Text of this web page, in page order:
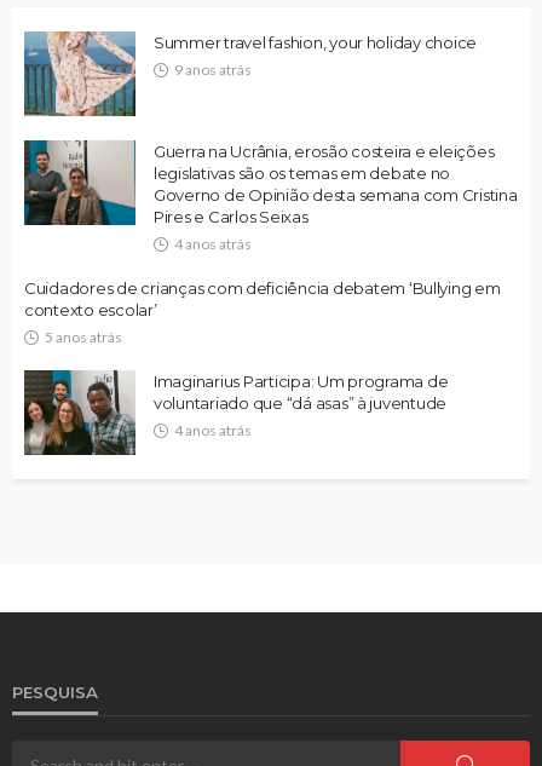
Summer travel fashion, your holiday choice
9 anos atrás
Guerra na Ucrânia, erosão costeira e eleições
legislativas são os temas em debate no
Governo de Opinião desta semana com Cristina
Pires e Carlos Seixas
4 anos atrás
Cuidadores de crianças com deficiência debatem ‘Bullying em
contexto escolar’
5 anos atrás
Imaginarius Participa: Um programa de
voluntariado que “dá asas” à juventude
4 anos atrás
PESQUISA